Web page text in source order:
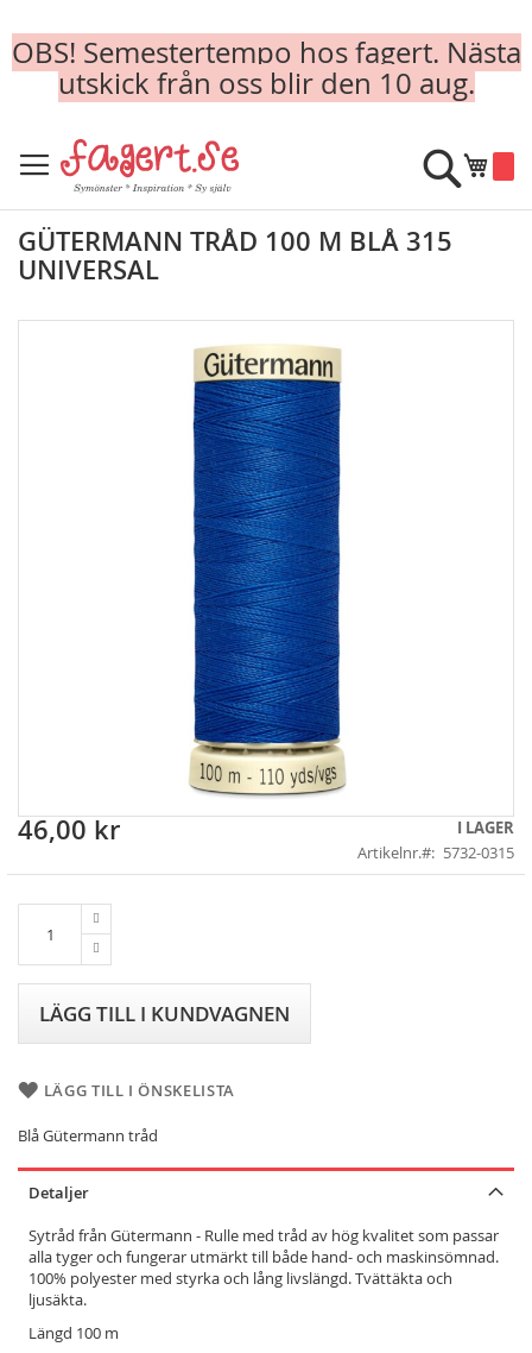
OBS! Semestertempo hos fagert. Nästa
utskick från oss blir den 10 aug.
to
Content
Min
Sök
GÜTERMANN TRÅD 100 M BLÅ 315
UNIVERSAL
Skip
the
46,00 kr
I LAGER
Artikelnr.
5732-0315
LÄGG TILL I KUNDVAGNEN
LÄGG TILL I ÖNSKELISTA
Blå Gütermann tråd
Detaljer
Sytråd från Gütermann - Rulle med tråd av hög kvalitet som passar
alla tyger och fungerar utmärkt till både hand- och maskinsömnad.
100% polyester med styrka och lång livslängd. Tvättäkta och
ljusäkta.
Längd 100 m